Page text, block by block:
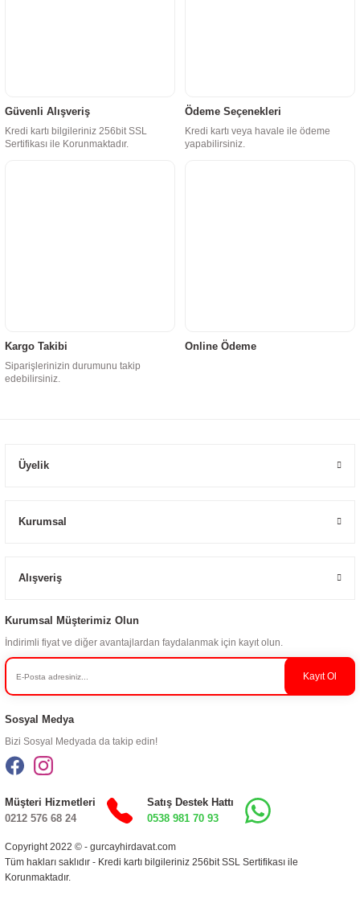
Güvenli Alışveriş
Kredi kartı bilgileriniz 256bit SSL
Sertifikası ile Korunmaktadır.
Ödeme Seçenekleri
Kredi kartı veya havale ile ödeme
yapabilirsiniz.
Kargo Takibi
Siparişlerinizin durumunu takip
edebilirsiniz.
Online Ödeme
Üyelik
Kurumsal
Alışveriş
Kurumsal Müşterimiz Olun
İndirimli fiyat ve diğer avantajlardan faydalanmak için kayıt olun.
Kayıt Ol
Sosyal Medya
Bizi Sosyal Medyada da takip edin!
Copyright 2022 © - gurcayhirdavat.com
Tüm hakları saklıdır - Kredi kartı bilgileriniz 256bit SSL Sertifikası ile
Korunmaktadır.
Müşteri Hizmetleri
0212 576 68 24
Satış Destek Hattı
0538 981 70 93